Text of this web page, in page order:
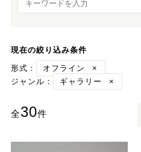
現在の絞り込み条件
形式：
オフライン
×
ジャンル：
ギャラリー ×
全30件